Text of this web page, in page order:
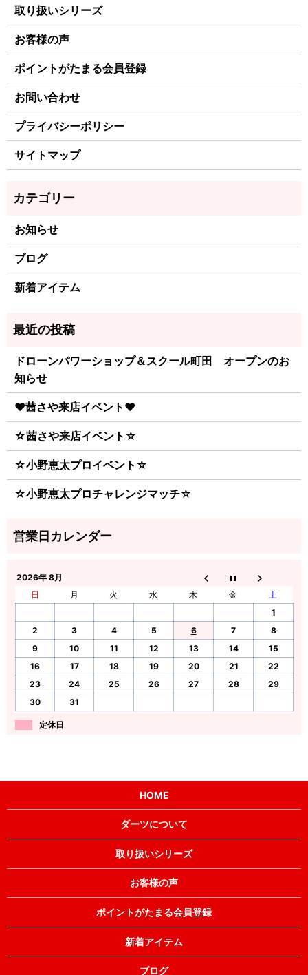
取り扱いシリーズ
お客様の声
ポイントがたまる会員登録
お問い合わせ
プライバシーポリシー
サイトマップ
お知らせ
ブログ
新着アイテム
ドローンパワーショップ＆スクール町田 オープンのお
知らせ
♥茜さや来店イベント♥
☆茜さや来店イベント☆
☆小野恵太プロイベント☆
☆小野恵太プロチャレンジマッチ☆
2026年 8月
日
月 火 水 木 金
土
1
2
3 4 5 6 7
8
9
10 11 12 13 14
15
16
17 18 19 20 21
22
23
24 25 26 27 28
29
30
31
定休日
HOME
ダーツについて
取り扱いシリーズ
お客様の声
ポイントがたまる会員登録
新着アイテム
ブログ